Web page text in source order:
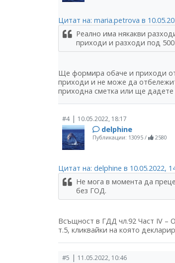
Цитат на: maria.petrova в
Реално има някакви
приходи и разходи под 500
Ще формира обаче и приходи
приходи и не може да
приходна сметка или ще дадете
#4| 10.05.2022, 18:17
delphine
Публикации: 13095 / 2580
Цитат на: delphine в 10.05.2022,
Не мога в момента да
без ГОД.
Всъщност в ГДД чл.92 Част ІV –
т.5, кликвайки на която
#5 | 11.05.2022, 10:46